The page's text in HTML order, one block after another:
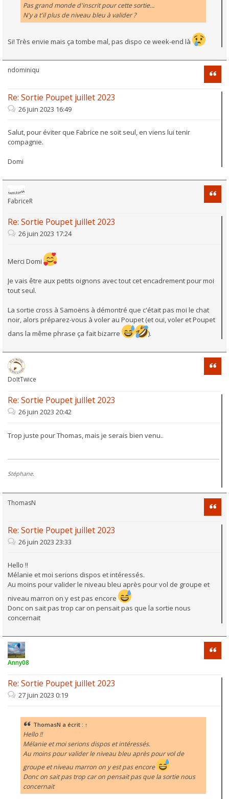
Pas grand monde d'inscrit pour cette sortie...
N'y a t'il plus de niveau bleu à valider ?
Si! Très envie mais ça tombe mal, pas dispo ce week-end là
ndominiqu
Re: Sortie Poupet juillet 2023
26 juin 2023 16:49
Salut, pour éviter que Fabrice ne soit seul, en viens lui tenir
compagnie.
Domi
FabriceR
Re: Sortie Poupet juillet 2023
26 juin 2023 17:24
Merci Domi
Je vais être aux petits oignons avec tout cet encadrement pour moi
tout seul.
La sortie cross à Samoëns à démontré que c'était pas moi le chat
noir, alors préparez-vous à voler au Poupet (et oui, voler et Poupet
dans la même phrase ça fait bizarre
).
DoItTwice
Re: Sortie Poupet juillet 2023
26 juin 2023 20:42
Trop juste pour Thomas, mais je serais bien venu..
Stéphane.
ThomasN
Re: Sortie Poupet juillet 2023
26 juin 2023 23:33
Hello !!
Mélanie et moi serions dispos et intéressés.
Au moins pour valider le niveau bleu après pour vol de groupe et
niveau marron on y est pas encore
Donc on sait pas trop car on pensait pas que la sortie nous
concernait
Anny08
Re: Sortie Poupet juillet 2023
27 juin 2023 0:19
ThomasN a écrit : ↑
Hello !!
Mélanie et moi serions dispos et intéressés.
Au moins pour valider le niveau bleu après pour vol de
groupe et niveau marron on y est pas encore
Donc on sait pas trop car on pensait pas que la sortie nous
concernait